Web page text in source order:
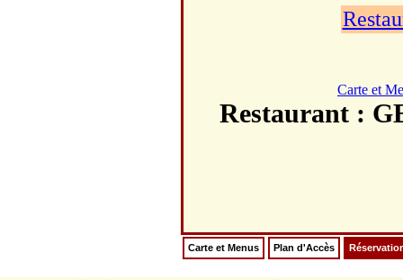
Carte et
Restaurant :
Carte et Menus Plan d'Accès